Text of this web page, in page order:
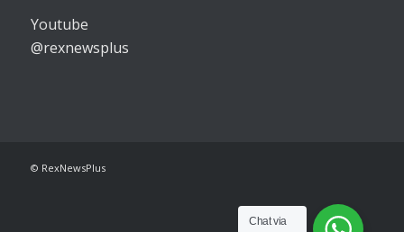
Youtube
@rexnewsplus
© RexNewsPlus
Chat via